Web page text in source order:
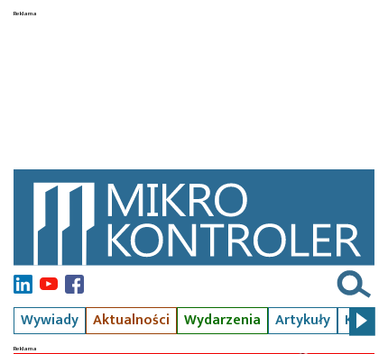
Wywiady Aktualności Wydarzenia Artykuły Kursy